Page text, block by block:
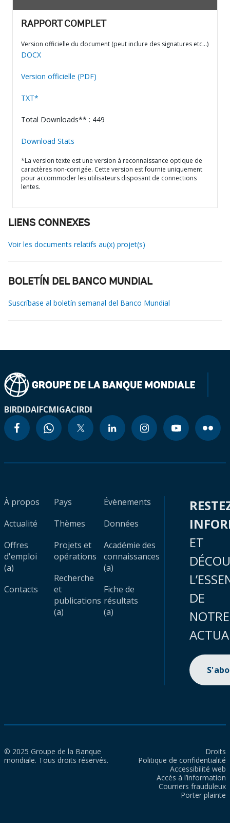
RAPPORT COMPLET
Version officielle du document (peut inclure des signatures etc…)
DOCX
Version officielle (PDF)
TXT*
Total Downloads** : 449
Download Stats
*La version texte est une version à reconnaissance optique de
caractères non-corrigée. Cette version est fournie uniquement
pour accommoder les utilisateurs disposant de connections
lentes.
LIENS CONNEXES
Voir les documents relatifs au(x) projet(s)
BOLETÍN DEL BANCO MUNDIAL
Suscríbase al boletín semanal del Banco Mundial
BIRDIDAIFCMIGACIRDI
À propos
Actualité
Offres
d'emploi
(a)
Contacts
Pays
Thèmes
Projets et
opérations
Recherche
et
publications
(a)
Évènements
Données
Académie des
connaissances
(a)
Fiche de
résultats
(a)
ET
DE
NOTRE
© 2025 Groupe de la Banque
mondiale. Tous droits réservés.
Droits
Politique de confidentialité
Accessibilité web
Accès à l’information
Courriers frauduleux
Porter plainte